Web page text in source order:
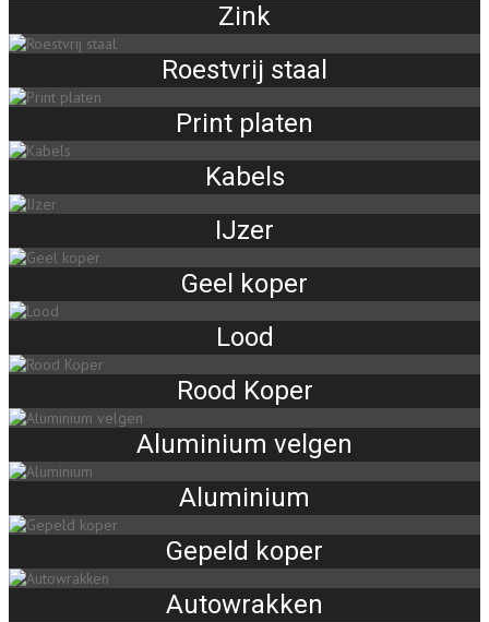
Zink
Roestvrij staal
Print platen
Kabels
IJzer
Geel koper
Lood
Rood Koper
Aluminium velgen
Aluminium
Gepeld koper
Autowrakken